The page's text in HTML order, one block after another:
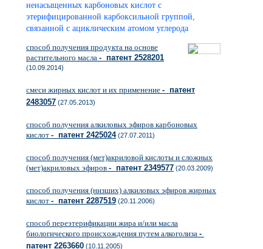
ненасыщенных карбоновых кислот с
этерифицированной карбоксильной группой,
связанной с ациклическим атомом углерода
способ получения продукта на основе
растительного масла - патент 2528201
(10.09.2014)
смеси жирных кислот и их применение - патент
2483057 (27.05.2013)
способ получения алкиловых эфиров карбоновых
кислот - патент 2425024(27.07.2011)
способ получения (мет)акриловой кислоты и сложных
(мет)акриловых эфиров - патент 2349577 (20.03.2009)
способ получения (низших) алкиловых эфиров жирных
кислот - патент 2287519 (20.11.2006)
способ переэтерификации жира и/или масла
биологического происхождения путем алкоголиза -
патент 2263660 (10.11.2005)